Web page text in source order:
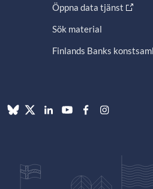
Öppna data tjänst
Sök material
Finlands Banks